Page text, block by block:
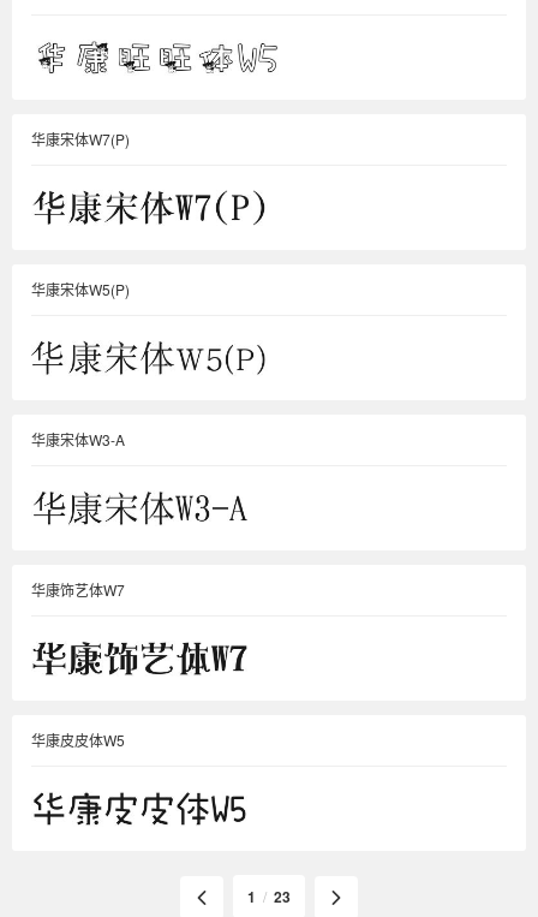
华康宋体W7(P)
华康宋体W5(P)
华康宋体W3-A
华康饰艺体W7
华康皮皮体W5
1 / 23